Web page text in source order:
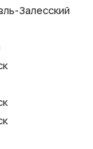
Залесский